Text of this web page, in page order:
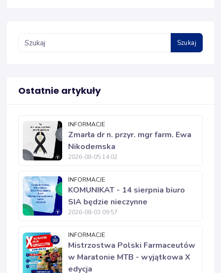
Szukaj
Ostatnie artykuły
INFORMACJE
Zmarła dr n. przyr. mgr farm. Ewa
Nikodemska
2026-08-05 14:02
INFORMACJE
KOMUNIKAT - 14 sierpnia biuro
SIA będzie nieczynne
2026-08-03 09:57
INFORMACJE
Mistrzostwa Polski Farmaceutów
w Maratonie MTB - wyjątkowa X
edycja